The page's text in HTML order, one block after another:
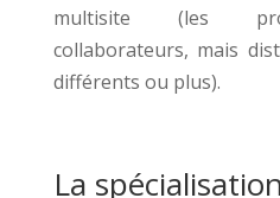
multisite (les
collaborateurs, mais
différents ou plus).
La